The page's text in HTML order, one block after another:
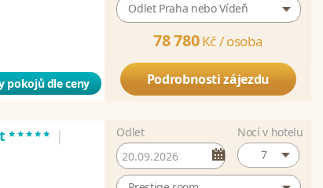
pokojů dle ceny
Odlet Praha nebo Vídeň
78 780 Kč /osoba
Podrobnosti zájezdu
***** |
Odlet
Nocí v hotelu
7